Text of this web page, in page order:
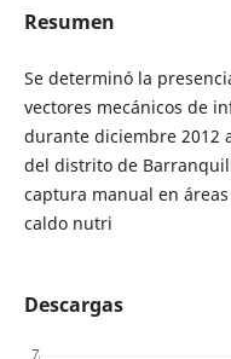
Resumen
Se determinó la
vectores mecánicos de
durante diciembre 2012
del distrito de
captura manual en
caldo nutri
Descargas